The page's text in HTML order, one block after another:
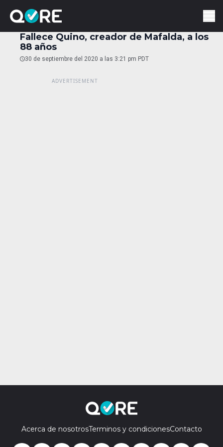
Fallece Quino, creador de Mafalda, a los
88 años
30 de septiembre del 2020 a las 3:21 pm PDT
Acerca de nosotrosTerminos y condicionesContacto